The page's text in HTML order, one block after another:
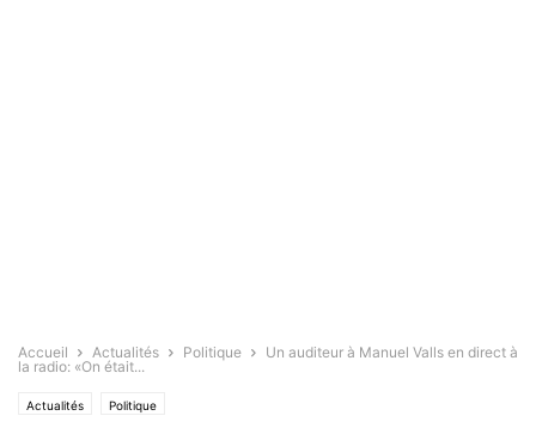
Accueil Actualités Politique
Un auditeur à Manuel Valls en direct à
la radio: «On était...
Actualités Politique